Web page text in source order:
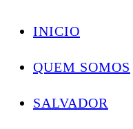
INICIO
QUEM SOMOS
SALVADOR